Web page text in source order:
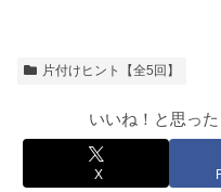
片付けヒント【全5回】
いいね！と思っ
X